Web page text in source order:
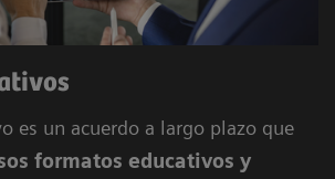
es un acuerdo a largo plazo que
formatos educativos y